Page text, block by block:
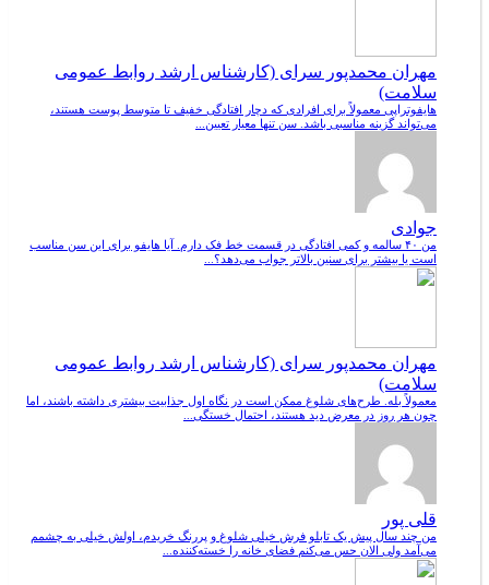
مهران محمدپور سرای (کارشناس ارشد روابط عمومی
سلامت)
هایفوتراپی معمولاً برای افرادی که دچار افتادگی خفیف تا متوسط پوست هستند،
می‌تواند گزینه مناسبی باشد. سن تنها معیار تعیین...
جوادی
من ۴۰ سالمه و کمی افتادگی در قسمت خط فک دارم. آیا هایفو برای این سن مناسب
است یا بیشتر برای سنین بالاتر جواب می‌دهد؟...
مهران محمدپور سرای (کارشناس ارشد روابط عمومی
سلامت)
معمولاً بله. طرح‌های شلوغ ممکن است در نگاه اول جذابیت بیشتری داشته باشند، اما
چون هر روز در معرض دید هستند، احتمال خستگی...
قلی پور
من چند سال پیش یک تابلو فرش خیلی شلوغ و پررنگ خریدم، اولش خیلی به چشمم
می‌آمد ولی الان حس می‌کنم فضای خانه را خسته‌کننده...